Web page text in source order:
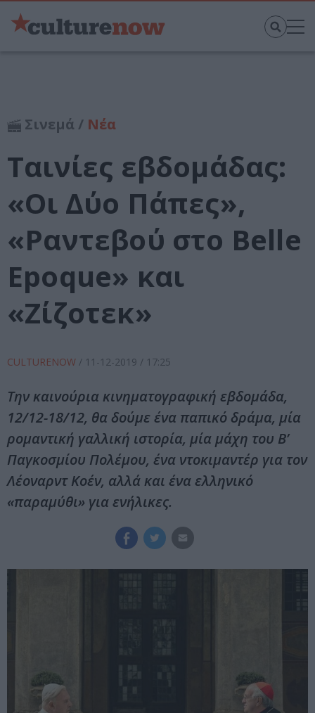
Σινεμά / Νέα
Ταινίες εβδομάδας:
«Οι Δύο Πάπες»,
«Ραντεβού στο Belle
Epoque» και
«Ζίζοτεκ»
CULTURENOW / 11-12-2019 / 17:25
Την καινούρια κινηματογραφική εβδομάδα,
12/12-18/12, θα δούμε ένα παπικό δράμα, μία
ρομαντική γαλλική ιστορία, μία μάχη του Β’
Παγκοσμίου Πολέμου, ένα ντοκιμαντέρ για τον
Λέοναρντ Κοέν, αλλά και ένα ελληνικό
«παραμύθι» για ενήλικες.